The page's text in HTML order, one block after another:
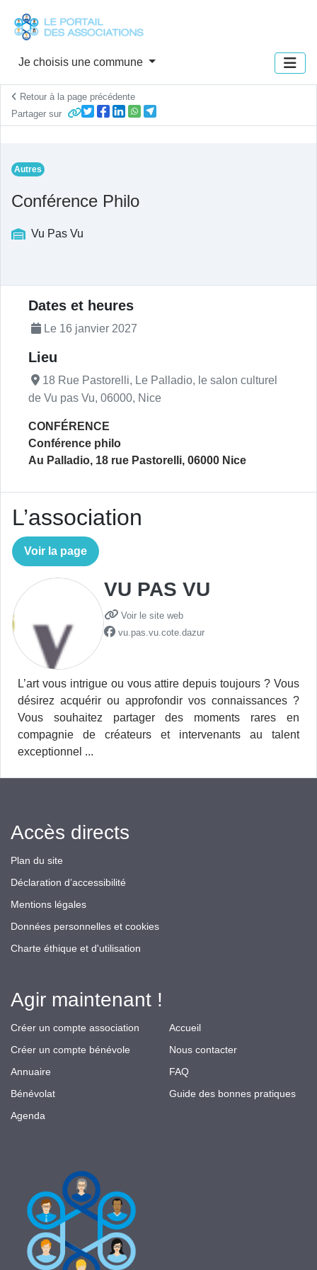
Je choisis une commune
Retour à la page précédente
Partager sur
Autres
Conférence Philo
Vu Pas Vu
Description de l'actualité
CONFÉRENCE
Conférence philo
Au Palladio, 18 rue Pastorelli, 06000 Nice
Dates et heures
Le 16 janvier 2027
Lieu
18 Rue Pastorelli, Le Palladio, le salon culturel
de Vu pas Vu, 06000, Nice
L’association
Voir la page
VU PAS VU
Voir le site web
vu.pas.vu.cote.dazur
L’art vous intrigue ou vous attire depuis toujours ? Vous
désirez acquérir ou approfondir vos connaissances ?
Vous souhaitez partager des moments rares en
compagnie de créateurs et intervenants au talent
exceptionnel ...
Accès directs
Plan du site
Déclaration d’accessibilité
Mentions légales
Données personnelles et cookies
Charte éthique et d'utilisation
Agir maintenant !
Créer un compte association
Créer un compte bénévole
Annuaire
Bénévolat
Agenda
Accueil
Nous contacter
FAQ
Guide des bonnes pratiques